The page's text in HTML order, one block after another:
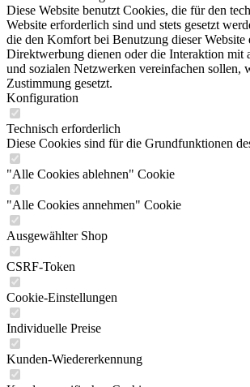
Diese Website benutzt Cookies, die für den
Website erforderlich sind und stets gesetzt
die den Komfort bei Benutzung dieser Website
Direktwerbung dienen oder die Interaktion mit
und sozialen Netzwerken vereinfachen sollen,
Zustimmung gesetzt.
Konfiguration
Technisch erforderlich
Diese Cookies sind für die Grundfunktionen
"Alle Cookies ablehnen" Cookie
"Alle Cookies annehmen" Cookie
Ausgewählter Shop
CSRF-Token
Cookie-Einstellungen
Individuelle Preise
Kunden-Wiedererkennung